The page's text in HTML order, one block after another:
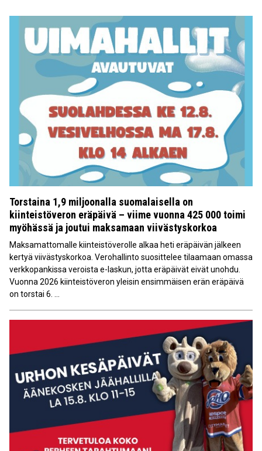
Torstaina 1,9 miljoonalla suomalaisella on
kiinteistöveron eräpäivä – viime vuonna 425 000 toimi
myöhässä ja joutui maksamaan viivästyskorkoa
Maksamattomalle kiinteistöverolle alkaa heti eräpäivän jälkeen
kertyä viivästyskorkoa. Verohallinto suosittelee tilaamaan omassa
verkkopankissa veroista e-laskun, jotta eräpäivät eivät unohdu.
Vuonna 2026 kiinteistöveron yleisin ensimmäisen erän eräpäivä
on torstai 6. ...